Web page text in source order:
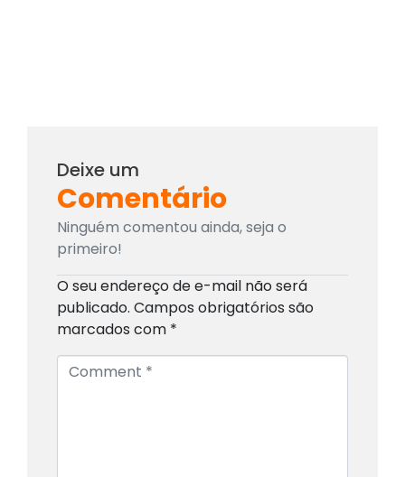
Deixe um
Comentário
Ninguém comentou ainda, seja o
primeiro!
O seu endereço de e-mail não será
publicado. Campos obrigatórios são
marcados com *
C